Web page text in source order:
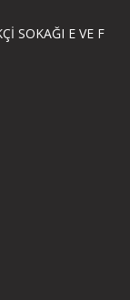
SOKAĞI E VE F